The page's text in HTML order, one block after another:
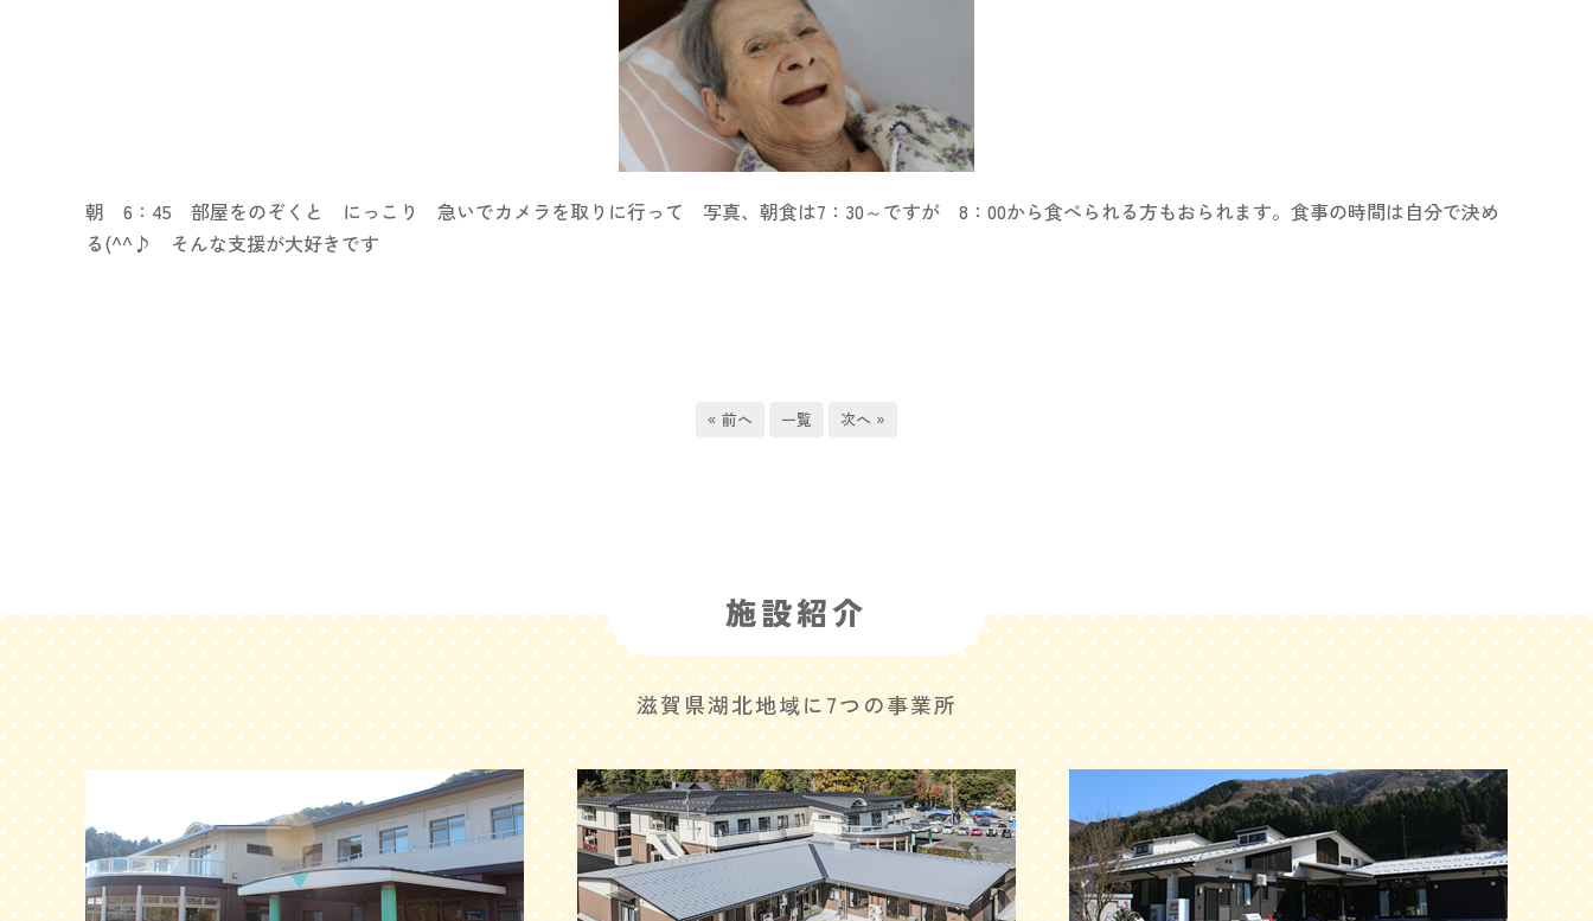
朝 6：45 部屋をのぞくと にっこり 急いでカメラを取りに行って 写真、朝食は7：30～ですが 8：00から食べられる方もおられます。食事の時間は自分で決め
る(^^♪ そんな支援が大好きです
« 前へ 一覧 次へ »
施設紹介
滋賀県湖北地域に7つの事業所